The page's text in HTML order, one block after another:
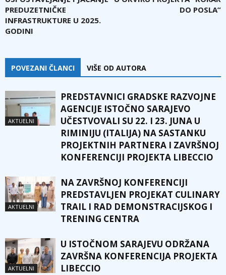
PREDUZETNIČKE
INFRASTRUKTURE U 2025.
GODINI
DO POSLA”
POVEZANI ČLANCI VIŠE OD AUTORA
AKTUELNI
PREDSTAVNICI GRADSKE RAZVOJNE
AGENCIJE ISTOČNO SARAJEVO
UČESTVOVALI SU 22. I 23. JUNA U
RIMINIJU (ITALIJA) NA SASTANKU
PROJEKTNIH PARTNERA I ZAVRŠNOJ
KONFERENCIJI PROJEKTA LIBECCIO
AKTUELNI
NA ZAVRŠNOJ KONFERENCIJI
PREDSTAVLJEN PROJEKAT CULINARY
TRAIL I RAD DEMONSTRACIJSKOG I
TRENING CENTRA
AKTUELNI
U ISTOČNOM SARAJEVU ODRŽANA
ZAVRŠNA KONFERENCIJA PROJEKTA
LIBECCIO